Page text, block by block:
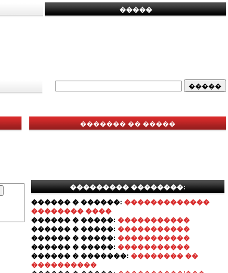
�����
������� �� �����
��������� ��������:
������ � ������: �������������
�������� ����
������ � �����: �����������
������ � �����: �����������
������ � �����: �����������
������ � �����: �����������
������ � �������: �������� ��
����������